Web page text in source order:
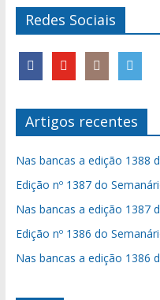
Redes Sociais
Artigos recentes
Nas bancas a edição 1388
Edição nº 1387 do
Nas bancas a edição 1387
Edição nº 1386 do
Nas bancas a edição 1386